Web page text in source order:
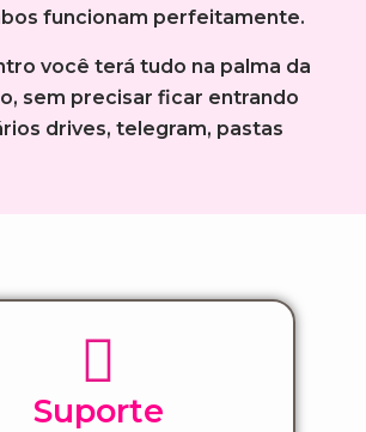
funcionam perfeitamente.
você terá tudo na palma da
sem precisar ficar entrando
drives, telegram, pastas
Suporte